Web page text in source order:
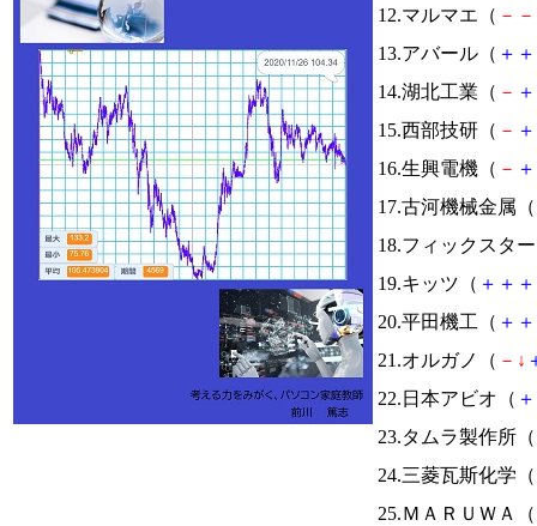
12.マルマエ（ － －
13.アバール（ ＋ ＋
14.湖北工業（ － ＋
15.西部技研（ － ＋
16.生興電機（ － ＋
17.古河機械金属（
18.フィックスタ
19.キッツ（ ＋ ＋ ＋
20.平田機工（ ＋ ＋
21.オルガノ（ － ↓
22.日本アビオ（ ＋
23.タムラ製作所（
24.三菱瓦斯化学（
25.ＭＡＲＵＷＡ（